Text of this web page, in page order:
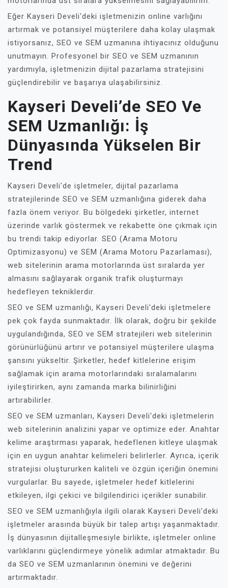
Eğer Kayseri Develi'deki işletmenizin online varlığını
artırmak ve potansiyel müşterilere daha kolay ulaşmak
istiyorsanız, SEO ve SEM uzmanına ihtiyacınız olduğunu
unutmayın. Profesyonel bir SEO ve SEM uzmanının
yardımıyla, işletmenizin dijital pazarlama stratejisini
güçlendirebilir ve başarıya ulaşabilirsiniz.
Kayseri Develi’de SEO Ve
SEM Uzmanlığı: İş
Dünyasında Yükselen Bir
Trend
Kayseri Develi'de işletmeler, dijital pazarlama
stratejilerinde SEO ve SEM uzmanlığına giderek daha
fazla önem veriyor. Bu bölgedeki şirketler, internet
üzerinde varlık göstermek ve rekabette öne çıkmak için
bu trendi takip ediyorlar. SEO (Arama Motoru
Optimizasyonu) ve SEM (Arama Motoru Pazarlaması),
web sitelerinin arama motorlarında üst sıralarda yer
almasını sağlayarak organik trafik oluşturmayı
hedefleyen tekniklerdir.
SEO ve SEM uzmanlığı, Kayseri Develi'deki işletmelere
pek çok fayda sunmaktadır. İlk olarak, doğru bir şekilde
uygulandığında, SEO ve SEM stratejileri web sitelerinin
görünürlüğünü artırır ve potansiyel müşterilere ulaşma
şansını yükseltir. Şirketler, hedef kitlelerine erişim
sağlamak için arama motorlarındaki sıralamalarını
iyileştirirken, aynı zamanda marka bilinirliğini
artırabilirler.
SEO ve SEM uzmanları, Kayseri Develi'deki işletmelerin
web sitelerinin analizini yapar ve optimize eder. Anahtar
kelime araştırması yaparak, hedeflenen kitleye ulaşmak
için en uygun anahtar kelimeleri belirlerler. Ayrıca, içerik
stratejisi oluştururken kaliteli ve özgün içeriğin önemini
vurgularlar. Bu sayede, işletmeler hedef kitlelerini
etkileyen, ilgi çekici ve bilgilendirici içerikler sunabilir.
SEO ve SEM uzmanlığıyla ilgili olarak Kayseri Develi'deki
işletmeler arasında büyük bir talep artışı yaşanmaktadır.
İş dünyasının dijitalleşmesiyle birlikte, işletmeler online
varlıklarını güçlendirmeye yönelik adımlar atmaktadır. Bu
da SEO ve SEM uzmanlarının önemini ve değerini
artırmaktadır.